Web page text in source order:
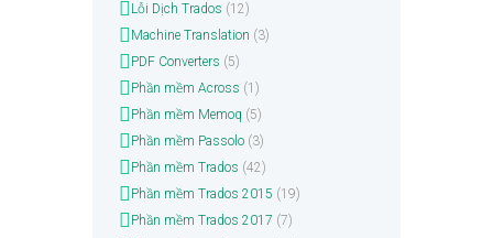
Lỗi Dịch Trados (12)
Machine Translation (3)
PDF Converters (5)
Phần mềm Across (1)
Phần mềm Memoq (5)
Phần mềm Passolo(3)
Phần mềm Trados (42)
Phần mềm Trados 2015 (19)
Phần mềm Trados 2017 (7)